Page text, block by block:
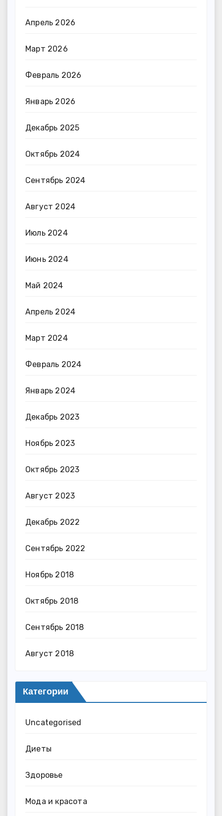
Апрель 2026
Март 2026
Февраль 2026
Январь 2026
Декабрь 2025
Октябрь 2024
Сентябрь 2024
Август 2024
Июль 2024
Июнь 2024
Май 2024
Апрель 2024
Март 2024
Февраль 2024
Январь 2024
Декабрь 2023
Ноябрь 2023
Октябрь 2023
Август 2023
Декабрь 2022
Сентябрь 2022
Ноябрь 2018
Октябрь 2018
Сентябрь 2018
Август 2018
Категории
Uncategorised
Диеты
Здоровье
Мода и красота